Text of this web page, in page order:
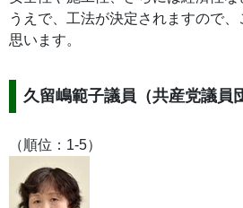
うえで、工法が決定されますので
思います。
久留嶋範子議員（共産党議員
（順位：1-5）